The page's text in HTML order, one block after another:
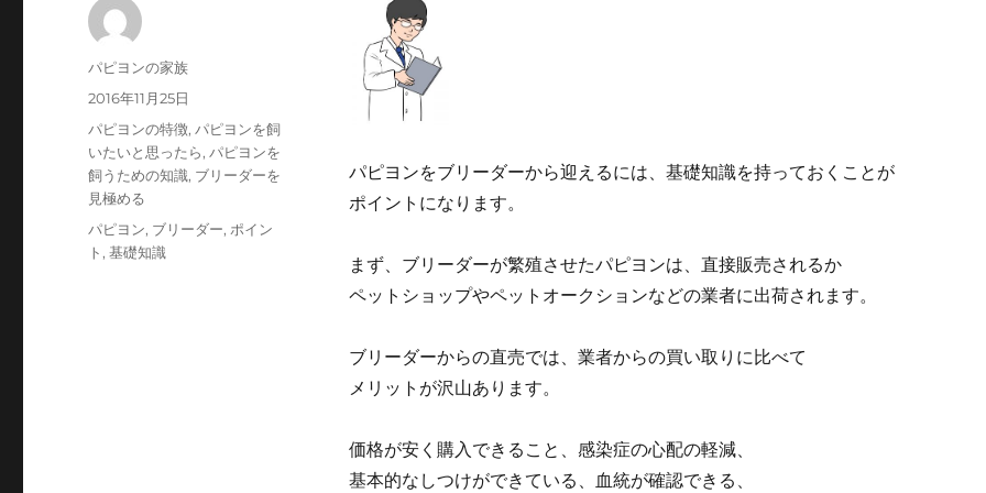
パピヨンをブリーダーから迎えるには、基礎知識を持っておくことが
ポイントになります。
まず、ブリーダーが繁殖させたパピヨンは、直接販売されるか
ペットショップやペットオークションなどの業者に出荷されます。
ブリーダーからの直売では、業者からの買い取りに比べて
メリットが沢山あります。
価格が安く購入できること、感染症の心配の軽減、
基本的なしつけができている、血統が確認できる、
投
パピヨンの家族
投
稿
2016年11月25日
カ
テ
ゴ
リ
ー
パピヨンの特徴, パピヨンを飼
いたいと思ったら, パピヨンを
飼うための知識, ブリーダーを
見極める
タ
グ
パピヨン, ブリーダー, ポイン
ト ,基礎知識